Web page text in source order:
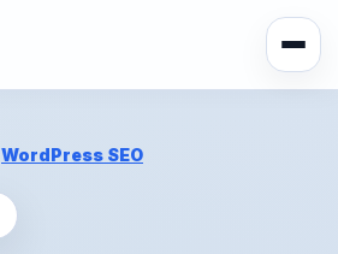
WordPress SEO